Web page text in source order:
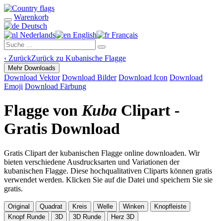
Warenkorb
Deutsch
Nederlands
English Français
‹ ZurückZurück zu Kubanische Flagge
Mehr Downloads
Download Vektor Download Bilder Download Icon Download
Emoji Download Färbung
Flagge vonKuba Clipart -
Gratis Download
Gratis Clipart der kubanischen Flagge online downloaden. Wir
bieten verschiedene Ausdrucksarten und Variationen der
kubanischen Flagge. Diese hochqualitativen Cliparts können gratis
verwendet werden. Klicken Sie auf die Datei und speichern Sie sie
gratis.
Original Quadrat Kreis Welle Winken
Knopfleiste
Knopf Runde
3D 3D Runde Herz 3D